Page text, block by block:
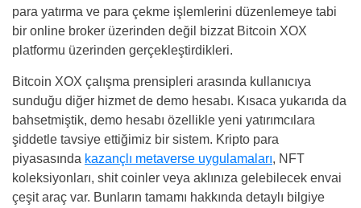
para yatırma ve para çekme işlemlerini düzenlemeye tabi
bir online broker üzerinden değil bizzat Bitcoin XOX
platformu üzerinden gerçekleştirdikleri.
Bitcoin XOX çalışma prensipleri arasında kullanıcıya
sunduğu diğer hizmet de demo hesabı. Kısaca yukarıda da
bahsetmiştik, demo hesabı özellikle yeni yatırımcılara
şiddetle tavsiye ettiğimiz bir sistem. Kripto para
piyasasında kazançlı metaverse uygulamaları, NFT
koleksiyonları, shit coinler veya aklınıza gelebilecek envai
çeşit araç var. Bunların tamamı hakkında detaylı bilgiye